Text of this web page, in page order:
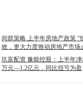
间群策略 上半年房地产政策 “
效，更大力度推动房地产市场
玖富配资 豫能控股：上半年净
万元—1.2亿元，同比扭亏为盈